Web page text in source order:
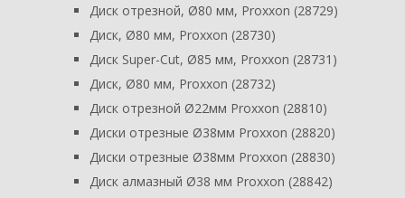
Диск отрезной, Ø80 мм, Proxxon (28729)
Диск, Ø80 мм, Proxxon (28730)
Диск Super-Cut, Ø85 мм, Proxxon (28731)
Диск, Ø80 мм, Proxxon (28732)
Диск отрезной Ø22мм Proxxon (28810)
Диски отрезные Ø38мм Proxxon (28820)
Диски отрезные Ø38мм Proxxon (28830)
Диск алмазный Ø38 мм Proxxon (28842)